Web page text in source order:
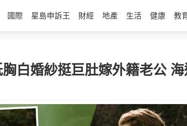
國際 星島申訴王 財經 地產 生活 健康 教
白婚紗挺巨肚嫁外籍老公